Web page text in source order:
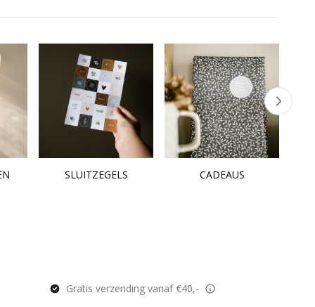
SLUITZEGELS CADEAUS
Gratis verzending vanaf €40,-